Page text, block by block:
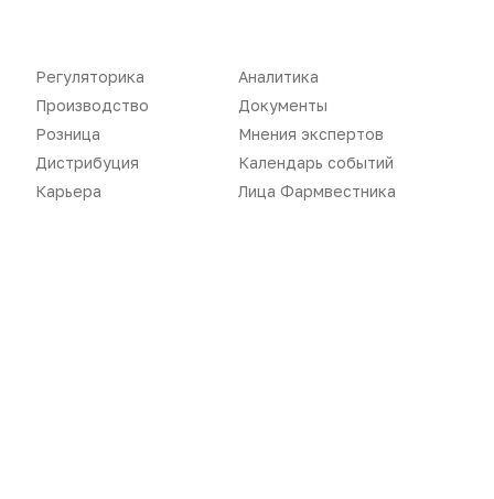
Карьера
Аналитика
Документы
Оформить подписку
Архив номеров
Реклама в газете
Регуляторика
Производство
Розница
Дистрибуция
Карьера
Аналитика
Документы
Мнения экспертов
Календарь событий
Лица Фармвестника